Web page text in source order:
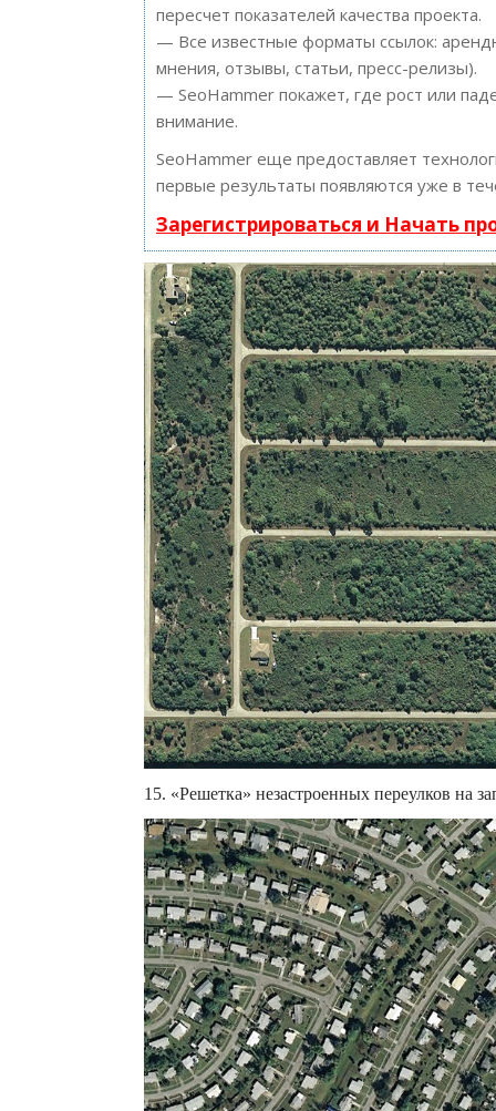
пересчет показателей качества проекта.
— Все известные форматы ссылок:
мнения, отзывы, статьи, пресс-релизы).
— SeoHammer покажет, где рост или
внимание.
SeoHammer еще предоставляет
первые результаты появляются уже в
Зарегистрироваться и Начать
15. «Решетка» незастроенных переулков на